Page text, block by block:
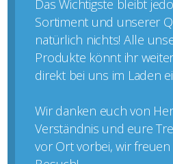
Das Wichtigste bleibt
Sortiment und unserer
natürlich nichts! Alle
Produkte könnt ihr
direkt bei uns im Laden
Wir danken euch von
Verständnis und eure
vor Ort vorbei, wir